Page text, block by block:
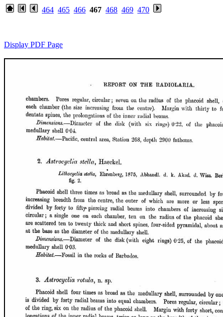
464 465 466 467 468 469 470
Display PDF Page